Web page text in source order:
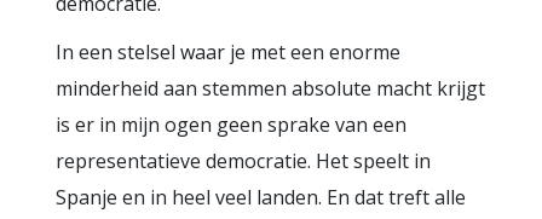
In een stelsel waar je met een enorme
minderheid aan stemmen absolute macht krijgt
is er in mijn ogen geen sprake van een
representatieve democratie. Het speelt in
Spanje en in heel veel landen. En dat treft alle